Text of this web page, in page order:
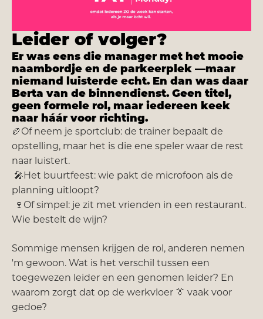
Leider of volger?
Er was eens die manager met het mooie
naambordje en de parkeerplek —maar
niemand luisterde echt. En dan was daar
Berta van de binnendienst. Geen titel,
geen formele rol, maar iedereen keek
naar háár voor richting.
🏉Of neem je sportclub: de trainer bepaalt de
opstelling, maar het is die ene speler waar de rest
naar luistert.
🎤Het buurtfeest: wie pakt de microfoon als de
planning uitloopt?
🍷Of simpel: je zit met vrienden in een restaurant.
Wie bestelt de wijn?
Sommige mensen krijgen de rol, anderen nemen
'm gewoon. Wat is het verschil tussen een
toegewezen leider en een genomen leider? En
waarom zorgt dat op de werkvloer 👔 vaak voor
gedoe?